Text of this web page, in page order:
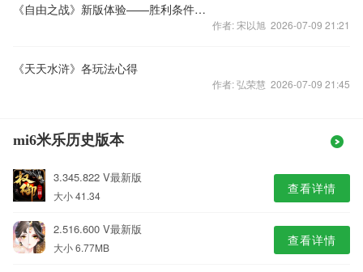
《自由之战》新版体验——胜利条件介绍
作者: 宋以旭 2026-07-09 21:21
《天天水浒》各玩法心得
作者: 弘荣慧 2026-07-09 21:45
mi6米乐历史版本
3.345.822 V最新版
大小 41.34 查看详情
2.516.600 V最新版
大小 6.77MB 查看详情